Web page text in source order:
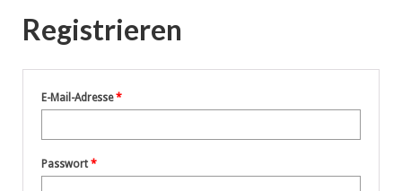
Registrieren
E-Mail-Adresse*Erforderlich
Passwort *Erforderlich